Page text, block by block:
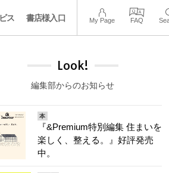
ス 書店様入口 My Page FAQ
Look!
編集部からのお知らせ
本
『&Premium特別編集 住まいを
楽しく、整える。』好評発売
中。